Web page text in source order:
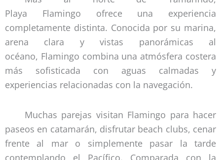
Playa Flamingo ofrece una experiencia
completamente distinta. Conocida por su marina,
arena clara y vistas panorámicas al
océano, Flamingo combina una atmósfera costera
más sofisticada con aguas calmadas y
experiencias relacionadas con la navegación.
Muchas parejas visitan Flamingo para hacer
paseos en catamarán, disfrutar beach clubs, cenar
frente al mar o simplemente pasar la tarde
contemplando el Pacífico. Comparada con la